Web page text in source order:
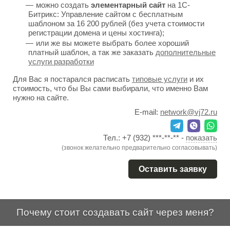
можно создать элементарный сайт на 1С-
Битрикс: Управление сайтом с бесплатным
шаблоном за 16 200 рублей (без учета стоимости
регистрации домена и цены хостинга);
или же вы можете выбрать более хороший
платный шаблон, а так же заказать дополнительные
услуги разработки
Для Вас я постарался расписать типовые услуги и их
стоимость, что бы Вы сами выбирали, что именно Вам
нужно на сайте.
E-mail: network@vj72.ru
Тел.: +7 (932) ***-**-** - показать
(звонок желательно предварительно согласовывать)
Оставить заявку
Почему стоит создавать сайт через меня?